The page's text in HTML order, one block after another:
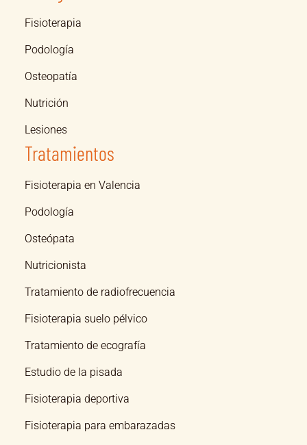
Fisioterapia
Podología
Osteopatía
Nutrición
Lesiones
Tratamientos
Fisioterapia en Valencia
Podología
Osteópata
Nutricionista
Tratamiento de radiofrecuencia
Fisioterapia suelo pélvico
Tratamiento de ecografía
Estudio de la pisada
Fisioterapia deportiva
Fisioterapia para embarazadas